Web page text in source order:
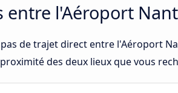
entre l'Aéroport
de trajet direct entre l'Aéroport
des deux lieux que vous